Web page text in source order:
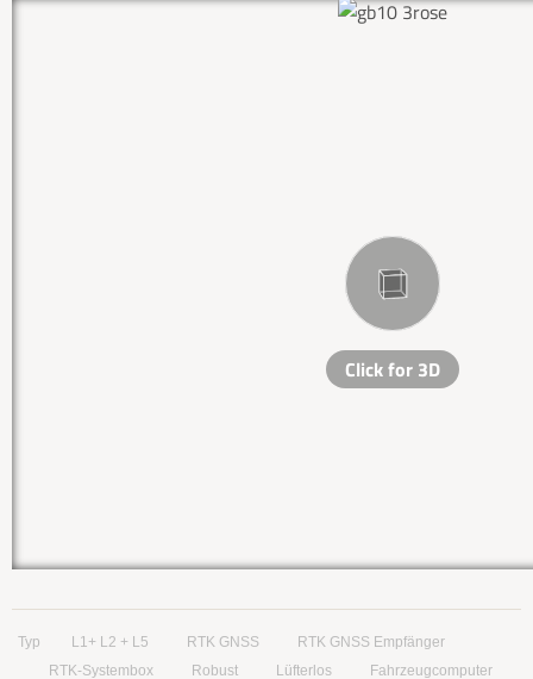
Typ L1+ L2 + L5 RTK GNSS
RTK GNSS Empfänger
RTK-Systembox
Robust Lüfterlos
Fahrzeugcomputer